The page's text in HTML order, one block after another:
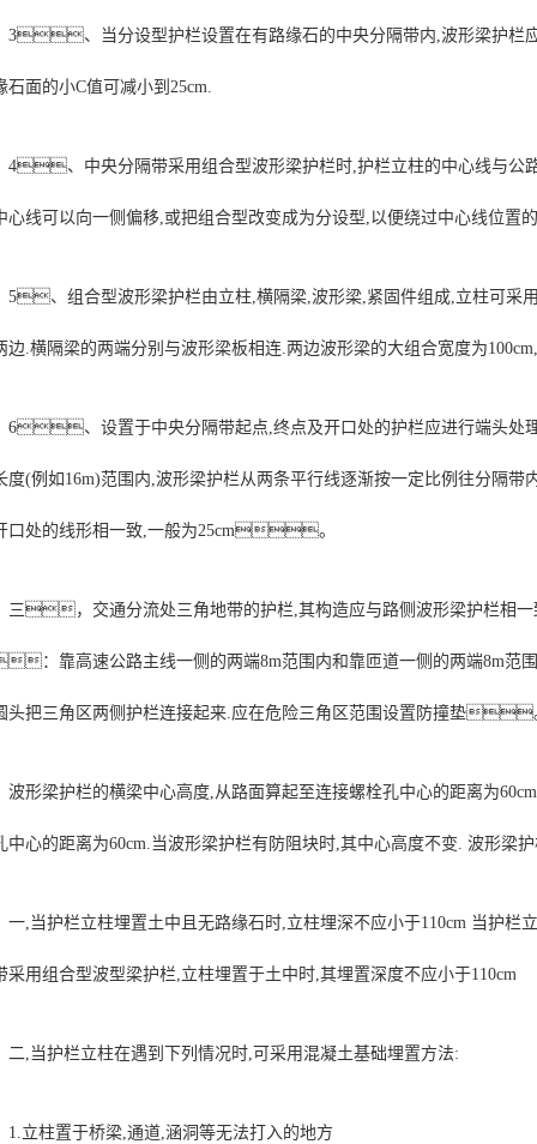
3、当分设型护栏设置在有路缘石的中央分隔带内,波形梁护栏
石面的小C值可减小到25cm.
4、中央分隔带采用组合型波形梁护栏时,护栏立柱的中心线与公
心线可以向一侧偏移,或把组合型改变成为分设型,以便绕过中心线位置
5、组合型波形梁护栏由立柱,横隔梁,波形梁,紧固件组成,立柱可采
边.横隔梁的两端分别与波形梁板相连.两边波形梁的大组合宽度为
6、设置于中央分隔带起点,终点及开口处的护栏应进行端头处
度(例如16m)范围内,波形梁护栏从两条平行线逐渐按一定比例往分隔
口处的线形相一致,一般为25cm。
三，交通分流处三角地带的护栏,其构造应与路侧波形梁护栏相
：靠高速公路主线一侧的两端8m范围内和靠匝道一侧的两端8m范
头把三角区两侧护栏连接起来.应在危险三角区范围设置防撞垫
波形梁护栏的横梁中心高度,从路面算起至连接螺栓孔中心的距离为
中心的距离为60cm.当波形梁护栏有防阻块时,其中心高度不变. 波形梁
一,当护栏立柱埋置土中且无路缘石时,立柱埋深不应小于110cm 当护栏
采用组合型波型梁护栏,立柱埋置于土中时,其埋置深度不应小于110cm
二,当护栏立柱在遇到下列情况时,可采用混凝土基础埋置方法:
1.立柱置于桥梁,通道,涵洞等无法打入的地方